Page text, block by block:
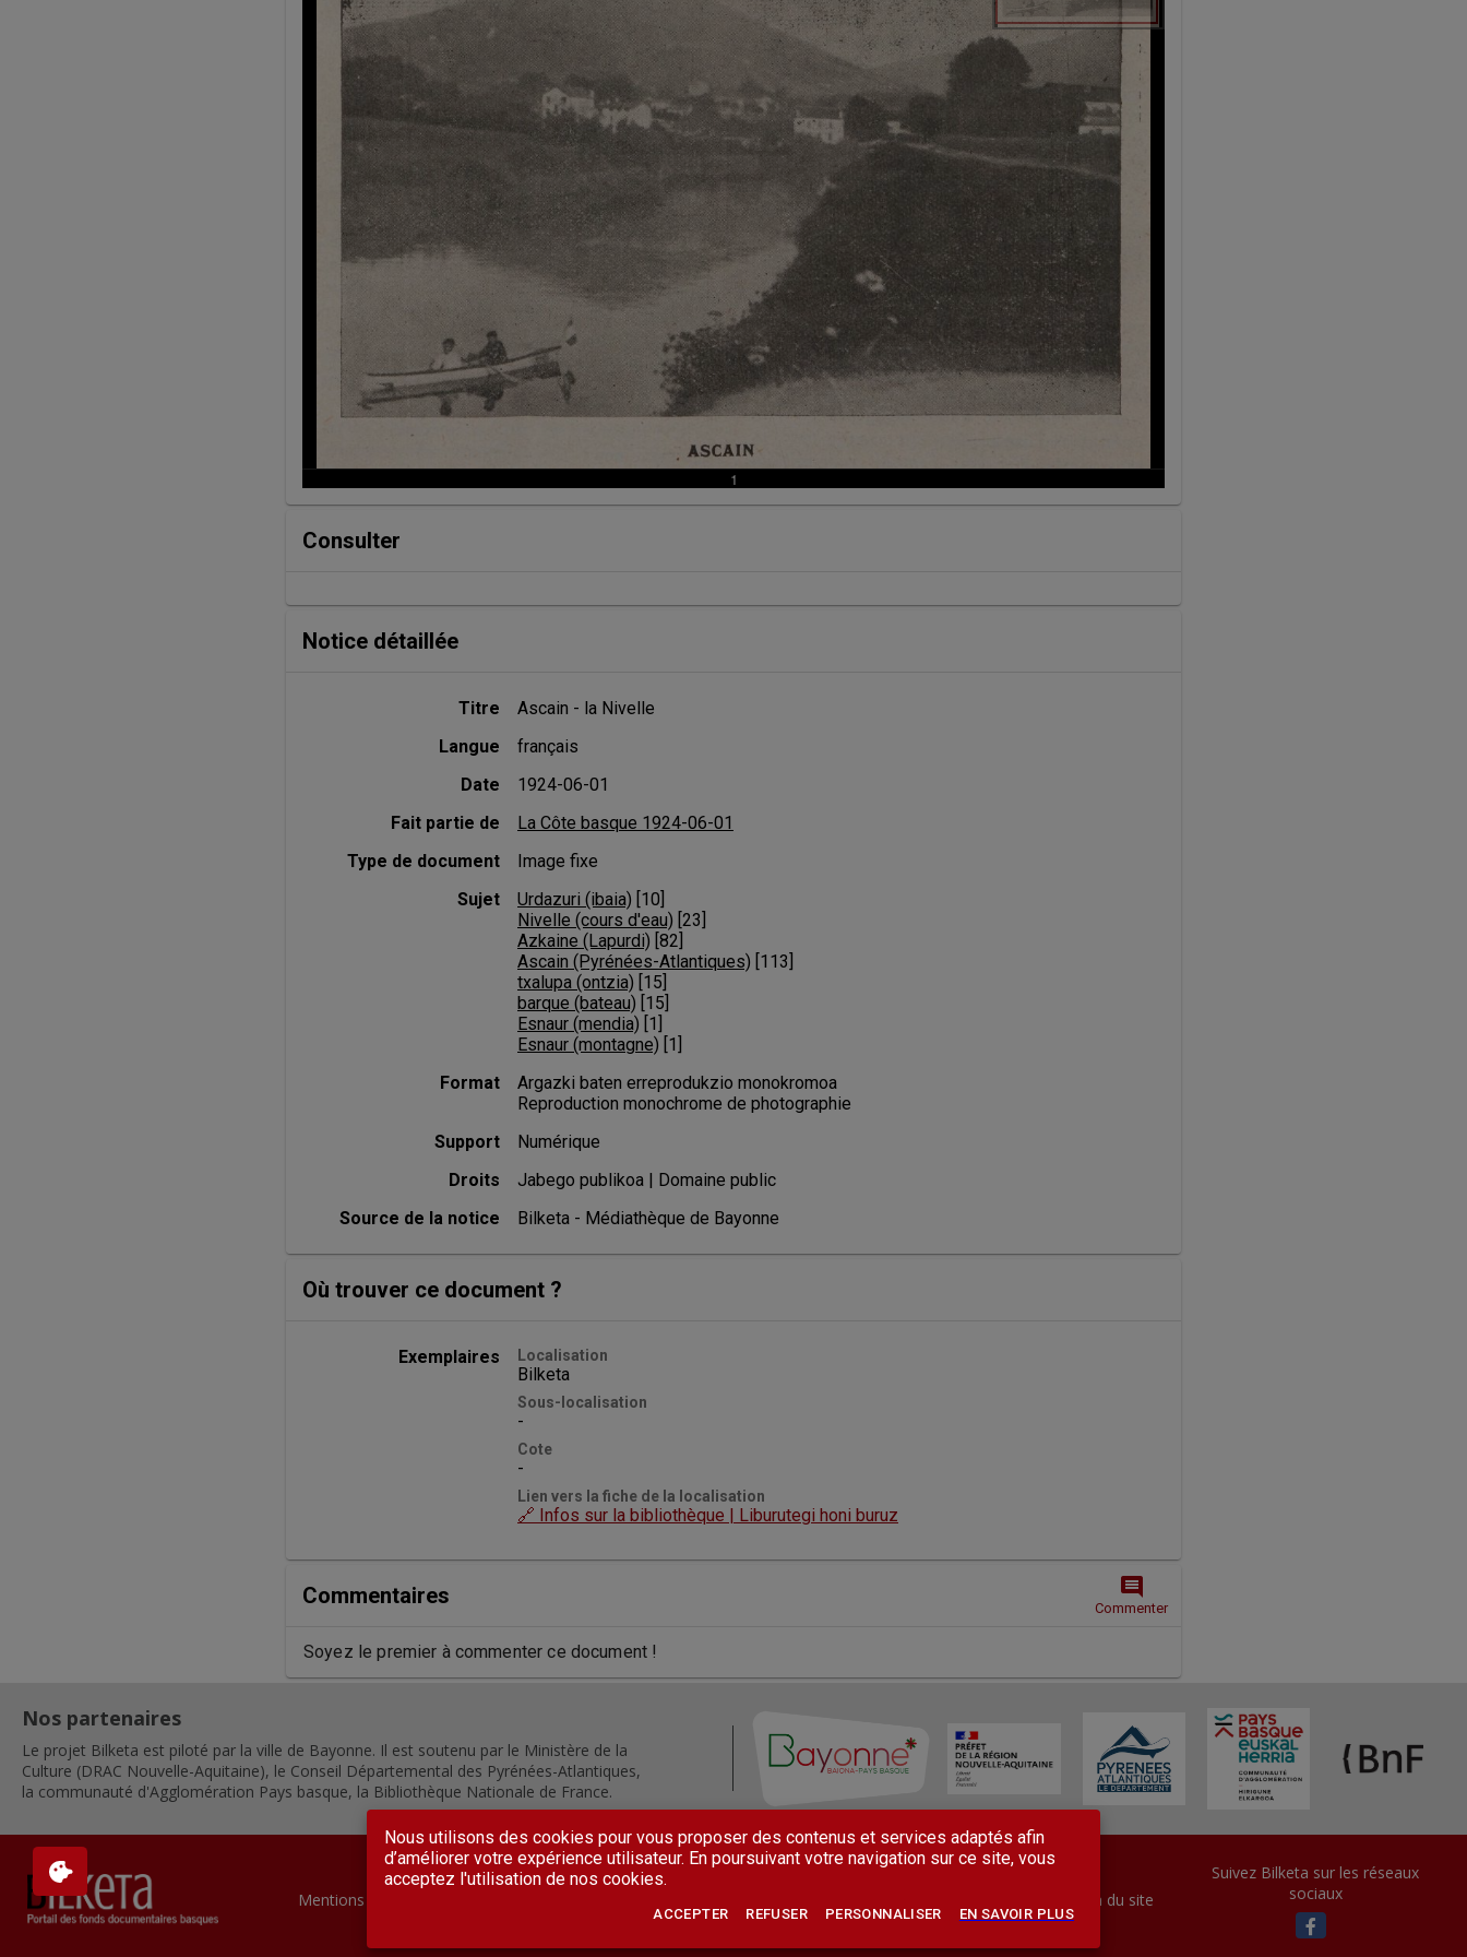
Consulter
Notice détaillée
Titre
Ascain - la Nivelle
Langue
français
Date
1924-06-01
Fait partie de
La Côte basque 1924-06-01
Type de document
Image fixe
Sujet
Urdazuri (ibaia) 10
Nivelle (cours d'eau) 23
Azkaine (Lapurdi) 82
Ascain (Pyrénées-Atlantiques) 113
txalupa (ontzia) 15
barque (bateau) 15
Esnaur (mendia) 1
Esnaur (montagne) 1
Format
Argazki baten erreprodukzio monokromoa
Reproduction monochrome de photographie
Support
Numérique
Droits
Jabego publikoa | Domaine public
Source de la notice
Bilketa - Médiathèque de Bayonne
Où trouver ce document ?
Exemplaires Localisation
Bilketa
Sous-localisation
-
Cote
-
Lien vers la fiche de la localisation
🔗 Infos sur la bibliothèque | Liburutegi honi buruz
Commentaires comment
Commenter
Soyez le premier à commenter ce document !
Nos partenaires
Le projet Bilketa est piloté par la ville de Bayonne. Il est soutenu par le Ministère de la
Culture (DRAC Nouvelle-Aquitaine), le Conseil Départemental des Pyrénées-Atlantiques,
la communauté d'Agglomération Pays basque, la Bibliothèque Nationale de France.
Mentions légales Plan du site
Suivez Bilketa sur les réseaux
sociaux
Nous utilisons des cookies pour vous proposer des contenus et services adaptés afin
d’améliorer votre expérience utilisateur. En poursuivant votre navigation sur ce site, vous
acceptez l'utilisation de nos cookies.
ACCEPTER REFUSER PERSONNALISER EN SAVOIR PLUS